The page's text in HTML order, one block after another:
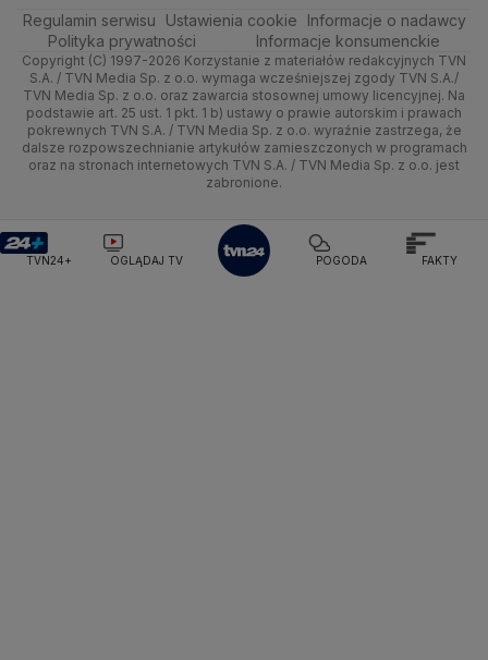
Pogoda GąskiPogoda PłońskPogoda Rawicz
Pogoda Łeba Pogoda Puck
Pogoda Chorzów
Pogoda KartuzyPogoda WołominPogoda Kluczbork
Pogoda RadomskoPogoda BochniaPogoda Brodnica
Pogoda Krynica MorskaPogoda Kutno
Pogoda GnieznoPogoda Jelenia Góra
Pogoda Tarnowskie Góry
Pogoda Krynica-Zdrój
Pogoda Szklarska Poręba
Pogoda Suwałki Pogoda Radom
Podróże
Smog
Ciekawostki
Quizy
Wrocław
Kielce
Kujawsko-pomorskie
Lublin
Olsztyn
Dla firm
Handel
Ze świata
Tech
Dla seniora
Sporty zimowe
Lekkoatletyka
Siatkówka
F1
Polityka
Zdrowie
Tech
Nauka
Wyślij zgłoszenie
Dzień Dobry TVN
Uwaga TVN
HGTV
TVN Turbo
TVN7
Centrum pomocy
Test zgodności
Oglądaj na TV
Zrealizuj voucher
Regulamin serwisu Ustawienia cookie
Informacje o nadawcy
Polityka prywatności
Informacje konsumenckie
Copyright (C) 1997-2026 Korzystanie z materiałów redakcyjnych TVN
S.A. / TVN Media Sp. z o.o. wymaga wcześniejszej zgody TVN S.A./
TVN Media Sp. z o.o. oraz zawarcia stosownej umowy licencyjnej. Na
podstawie art. 25 ust. 1 pkt. 1 b) ustawy o prawie autorskim i prawach
pokrewnych TVN S.A. / TVN Media Sp. z o.o. wyraźnie zastrzega, że
dalsze rozpowszechnianie artykułów zamieszczonych w programach
oraz na stronach internetowych TVN S.A. / TVN Media Sp. z o.o. jest
zabronione.
TVN24+ OGLĄDAJ TV POGODA FAKTY